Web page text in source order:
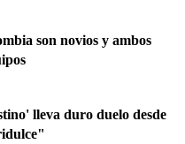
son novios y ambos
lleva duro duelo desde